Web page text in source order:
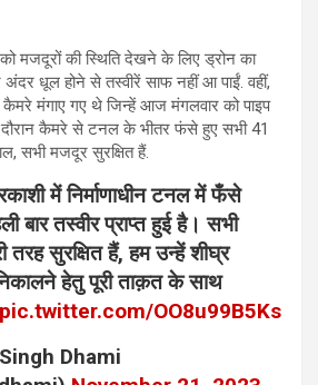
मजदूरों की स्थिति देखने के लिए ड्रोन का
अंदर धूल होने से तस्वीरें साफ नहीं आ पाईं. वहीं,
कैमरे मंगाए गए थे जिन्हें आज मंगलवार को पाइप
दौरान कैमरे से टनल के भीतर फंसे हुए सभी 41
सभी मजदूर सुरक्षित हैं.
में निर्माणाधीन टनल में फँसे
बार तस्वीर प्राप्त हुई है। सभी
तरह सुरक्षित हैं, हम उन्हें शीघ्र
हेतु पूरी ताक़त के साथ
pic.twitter.com/OO8u99B5Ks
Dhami